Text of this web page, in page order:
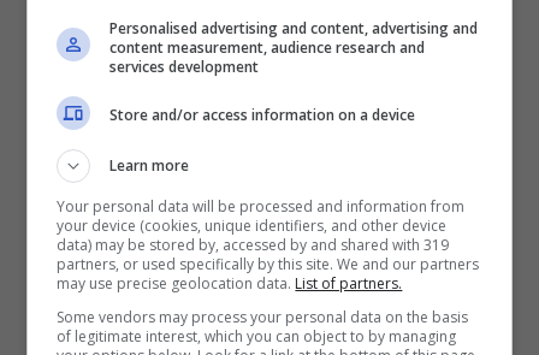
l’identità locale attraverso i propri prodotti
e allo stesso tempo coinvolgendo nuove
forze-lavoro.
Articoli recentiNapoli tra le Top 10 Città
2026: Cultura, Cibo e
Personalised advertising and content, advertising and
content measurement, audience research and
services development
Store and/or access information on a device
Learn more
Your personal data will be processed and information from
your device (cookies, unique identifiers, and other device
data) may be stored by, accessed by and shared with 319
partners, or used specifically by this site. We and our partners
may use precise geolocation data. List of partners.
Some vendors may process your personal data on the basis
of legitimate interest, which you can object to by managing